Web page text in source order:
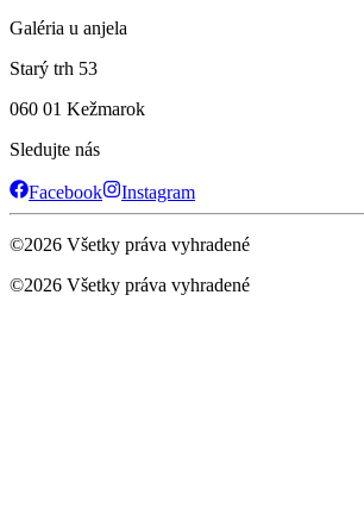
Galéria u anjela
Starý trh 53
060 01 Kežmarok
Sledujte nás
Facebook Instagram
©2026 Všetky práva vyhradené
©2026 Všetky práva vyhradené